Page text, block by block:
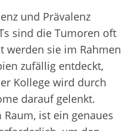
und Prävalenz
sind die Tumoren oft
werden sie im Rahmen
zufällig entdeckt,
Kollege wird durch
darauf gelenkt.
ist ein genaues